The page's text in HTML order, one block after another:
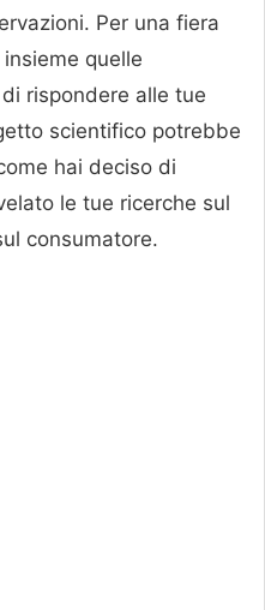
Per una fiera
quelle
rispondere alle tue
scientifico potrebbe
hai deciso di
le tue ricerche sul
consumatore.